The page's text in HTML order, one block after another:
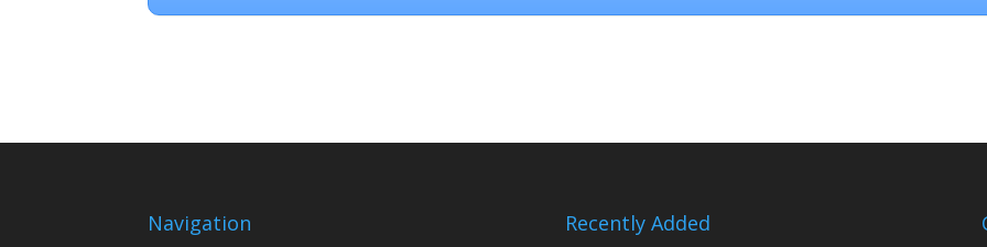
Navigation Recently Added